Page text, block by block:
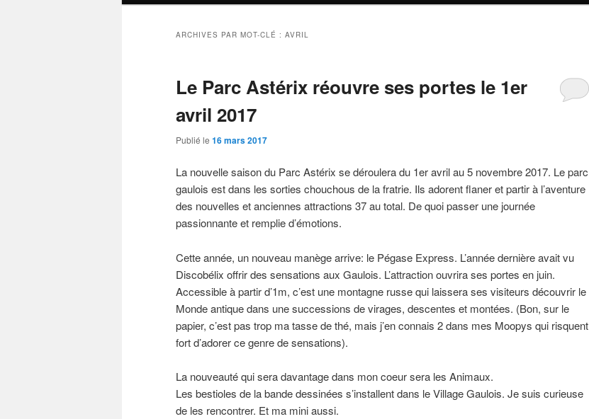
ARCHIVES PAR MOT-CLÉ : AVRIL
Le Parc Astérix réouvre ses portes le 1er
avril 2017
Publié le 16 mars 2017
La nouvelle saison du Parc Astérix se déroulera du 1er avril au 5 novembre 2017. Le parc
gaulois est dans les sorties chouchous de la fratrie. Ils adorent flaner et partir à l’aventure
des nouvelles et anciennes attractions 37 au total. De quoi passer une journée
passionnante et remplie d’émotions.
Cette année, un nouveau manège arrive: le Pégase Express. L’année dernière avait vu
Discobélix offrir des sensations aux Gaulois. L’attraction ouvrira ses portes en juin.
Accessible à partir d’1m, c’est une montagne russe qui laissera ses visiteurs découvrir le
Monde antique dans une successions de virages, descentes et montées. (Bon, sur le
papier, c’est pas trop ma tasse de thé, mais j’en connais 2 dans mes Moopys qui risquent
fort d’adorer ce genre de sensations).
La nouveauté qui sera davantage dans mon coeur sera les Animaux.
Les bestioles de la bande dessinées s’installent dans le Village Gaulois. Je suis curieuse
de les rencontrer. Et ma mini aussi.